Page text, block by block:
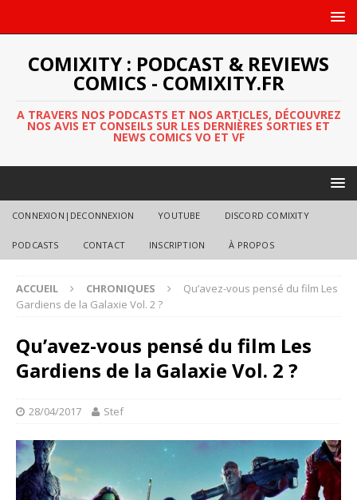
COMIXITY : PODCAST & REVIEWS
COMICS - COMIXITY.FR
A TRAVERS NOS PODCASTS ET NOS ARTICLES, DÉCOUVREZ
NOS AVIS ET CONSEILS SUR LES DERNIÈRES SORTIES ET
NEWS COMICS VO ET VF
CONNEXION|DECONNEXION YOUTUBE DISCORD COMIXITY
PODCASTS CONTACT INSCRIPTION À PROPOS
ACCUEIL CHRONIQUES
Qu’avez-vous pensé du film Les
Gardiens de la Galaxie Vol. 2 ?
Qu’avez-vous pensé du film Les
Gardiens de la Galaxie Vol. 2 ?
28/04/2017 Stef